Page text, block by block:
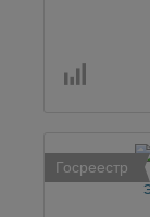
Госреестр